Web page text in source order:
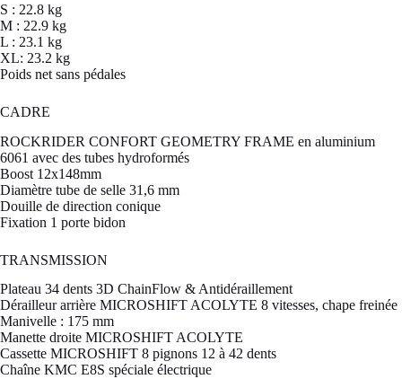
S : 22.8 kg
M : 22.9 kg
L : 23.1 kg
XL: 23.2 kg
Poids net sans pédales
CADRE
ROCKRIDER CONFORT GEOMETRY FRAME en aluminium
6061 avec des tubes hydroformés
Boost 12x148mm
Diamètre tube de selle 31,6 mm
Douille de direction conique
Fixation 1 porte bidon
TRANSMISSION
Plateau 34 dents 3D ChainFlow & Antidéraillement
Dérailleur arrière MICROSHIFT ACOLYTE 8 vitesses, chape freinée
Manivelle : 175 mm
Manette droite MICROSHIFT ACOLYTE
Cassette MICROSHIFT 8 pignons 12 à 42 dents
Chaîne KMC E8S spéciale électrique